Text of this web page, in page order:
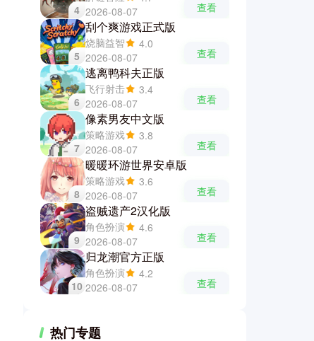
4 2026-08-07
查看
5
刮个爽游戏正式版
烧脑益智
4.0
2026-08-07
查看
6
逃离鸭科夫正版
飞行射击
3.4
2026-08-07
查看
7
像素男友中文版
策略游戏
3.8
2026-08-07
查看
8
暖暖环游世界安卓版
策略游戏
3.6
2026-08-07
查看
9
盗贼遗产2汉化版
角色扮演
4.6
2026-08-07
查看
10
归龙潮官方正版
角色扮演
4.2
2026-08-07
查看
热门专题